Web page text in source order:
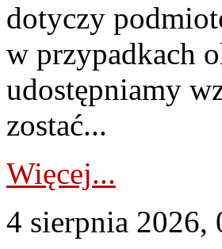
dotyczy
w przypadkach
udostępniamy
zostać...
Więcej...
4 sierpnia 2026,